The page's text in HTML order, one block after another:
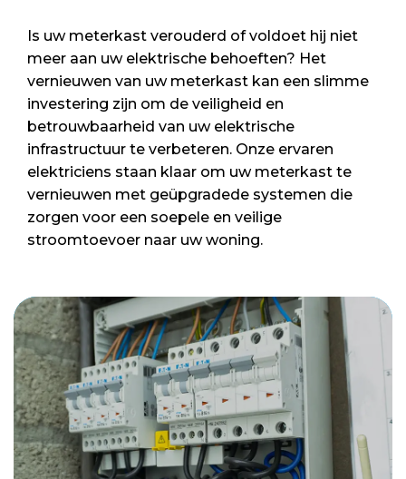
Is uw meterkast verouderd of voldoet hij niet
meer aan uw elektrische behoeften? Het
vernieuwen van uw meterkast kan een slimme
investering zijn om de veiligheid en
betrouwbaarheid van uw elektrische
infrastructuur te verbeteren. Onze ervaren
elektriciens staan klaar om uw meterkast te
vernieuwen met geüpgradede systemen die
zorgen voor een soepele en veilige
stroomtoevoer naar uw woning.